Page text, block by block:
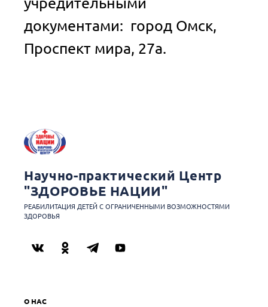
документами: город Омск,
Проспект мира, 27а.
Научно-практический Центр
"ЗДОРОВЬЕ НАЦИИ"
РЕАБИЛИТАЦИЯ ДЕТЕЙ С ОГРАНИЧЕННЫМИ ВОЗМОЖНОСТЯМИ
ЗДОРОВЬЯ
О НАС